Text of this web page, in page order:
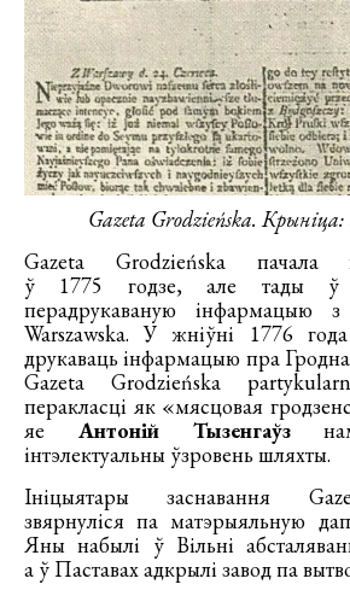
Gazeta Grodzieńska. Крыніца:
Gazeta Grodzieńska пачала
ў 1775 годзе, але тады ў
перадрукаваную інфармацыю
Warszawska. У жніўні 1776
друкаваць інфармацыю пра Гродна
Gazeta Grodzieńska
перакласці як «мясцовая
яе Антоній Тызенгаўз
інтэлектуальны ўзровень шляхты.
Ініцыятары заснавання
звярнуліся па матэрыяльную
Яны набылі ў Вільні
а ў Паставах адкрылі завод па